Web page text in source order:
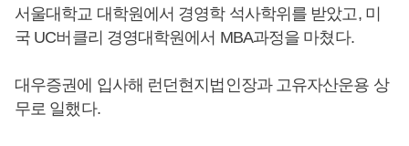
서울대학교 대학원에서 경영학 석사학위를 받았고, 미
국 UC버클리 경영대학원에서 MBA과정을 마쳤다.
대우증권에 입사해 런던현지법인장과 고유자산운용 상
무로 일했다.